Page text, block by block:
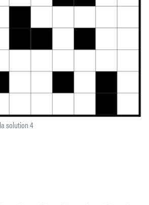
solution 4